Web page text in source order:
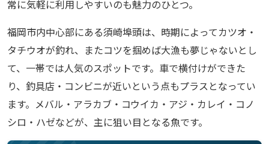
常に気軽に利用しやすいのも魅力のひとつ。
福岡市内中心部にある須崎埠頭は、時期によってカツオ・
タチウオが釣れ、またコツを掴めば大漁も夢じゃないとし
て、一帯では人気のスポットです。車で横付けができた
り、釣具店・コンビニが近いという点もプラスとなってい
ます。メバル・アラカブ・コウイカ・アジ・カレイ・コノ
シロ・ハゼなどが、主に狙い目となる魚です。